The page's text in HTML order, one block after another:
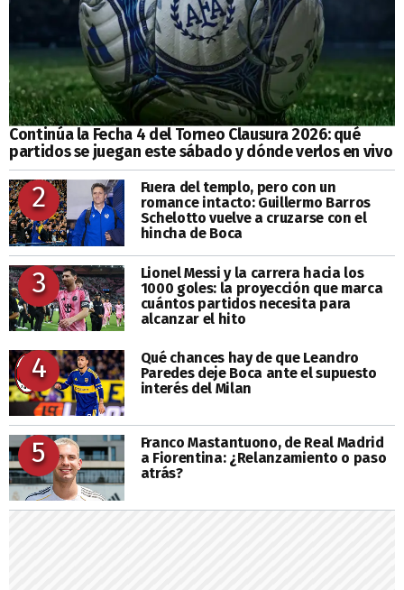
Continúa la Fecha 4 del Torneo Clausura 2026: qué
partidos se juegan este sábado y dónde verlos en vivo
2
Fuera del templo, pero con un
romance intacto: Guillermo Barros
Schelotto vuelve a cruzarse con el
hincha de Boca
3
Lionel Messi y la carrera hacia los
1000 goles: la proyección que marca
cuántos partidos necesita para
alcanzar el hito
4
Qué chances hay de que Leandro
Paredes deje Boca ante el supuesto
interés del Milan
5
Franco Mastantuono, de Real Madrid
a Fiorentina: ¿Relanzamiento o paso
atrás?